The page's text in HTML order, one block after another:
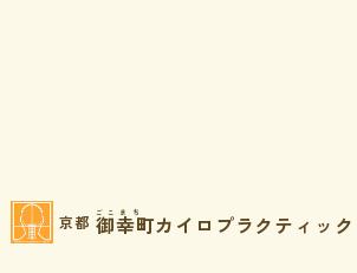
京都 ごこまち
御幸町カイロプラクティック